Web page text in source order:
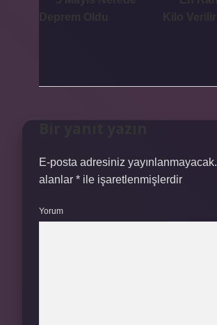
E-posta adresiniz yayınlanmayacak.
alanlar * ile işaretlenmişlerdir
Yorum